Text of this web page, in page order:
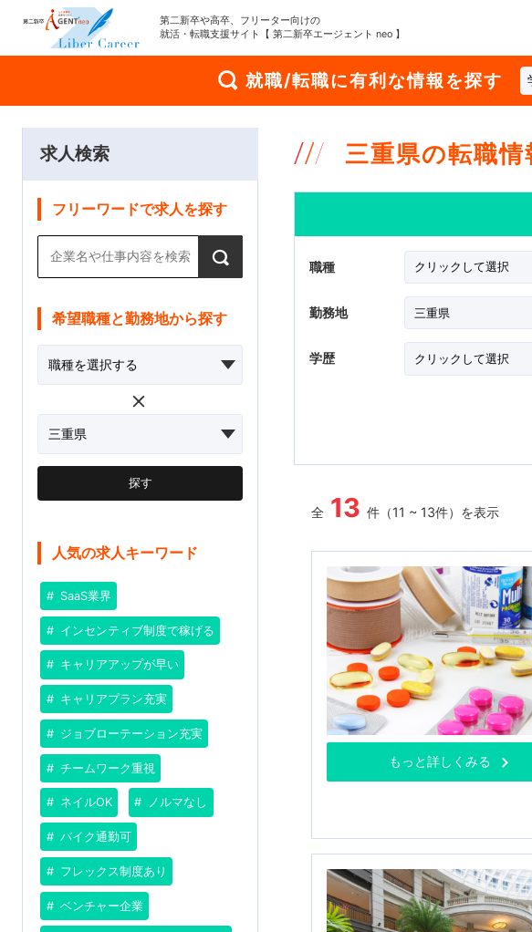
第二新卒や高卒、フリーター向けの
就活・転職支援サイト【 第二新卒エージェント neo 】
就職/転職に有利な情報を探す
求人検索
フリーワードで求人を探す
希望職種と勤務地から探す
探す
人気の求人キーワード
SaaS業界
インセンティブ制度で稼げる
キャリアアップが早い
キャリアプラン充実
ジョブローテーション充実
チームワーク重視
ネイルOK ノルマなし
バイク通勤可
フレックス制度あり
ベンチャー企業
三重県の転職情
職種
勤務地
学歴
全 13件（11 ~ 13件）を表示
もっと詳しくみる